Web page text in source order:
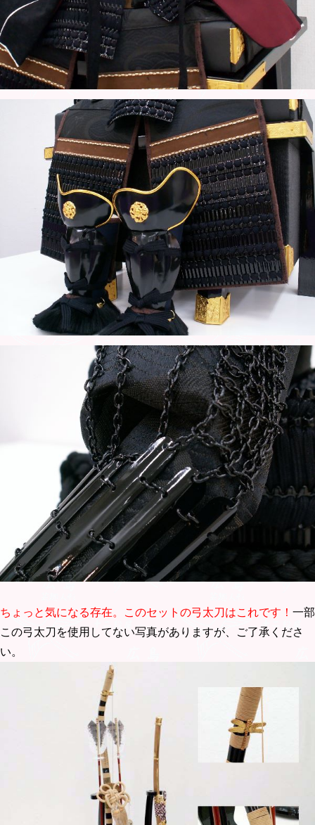
ちょっと気になる存在。このセットの弓太刀はこれです！ 一部
この弓太刀を使用してない写真がありますが、ご了承くださ
い。